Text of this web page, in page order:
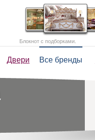
Двери Все бренды
Блокнот с подборками.